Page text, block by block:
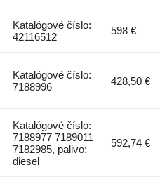
Katalógové číslo:
42116512
598 €
Katalógové číslo:
7188996
428,50 €
Katalógové číslo:
7188977 7189011
7182985, palivo:
diesel
592,74 €